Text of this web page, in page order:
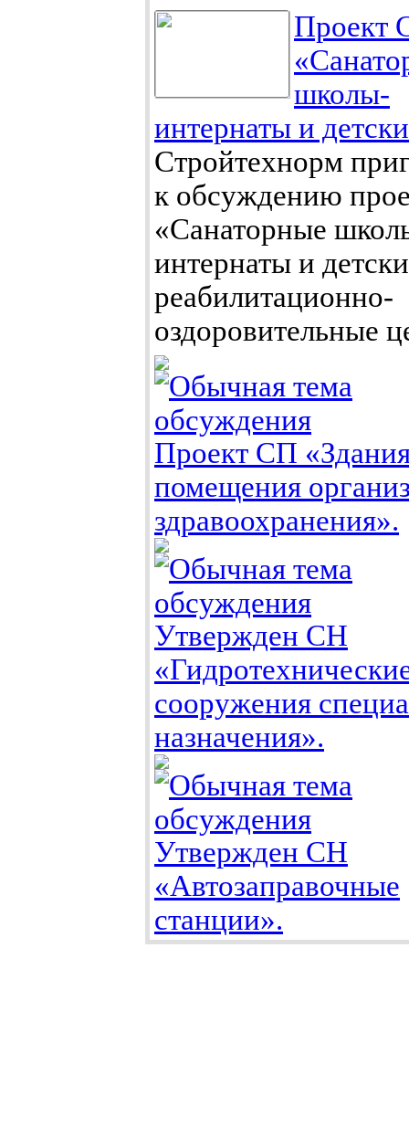
Проект
школы-
интернаты и
Стройтехнорм
к обсуждению
«Санаторные
интернаты и
реабилитационно-
оздоровительные
Проект СП
помещения
здравоохранения».
Утвержден СН
сооружения
назначения».
Утвержден СН
«Автозаправочные
станции».